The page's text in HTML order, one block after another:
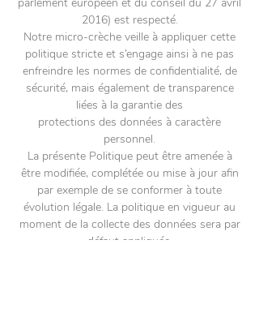
2016) est respecté.
Notre micro-crèche veille à appliquer cette
politique stricte et s’engage ainsi à ne pas
enfreindre les normes de confidentialité, de
sécurité, mais également de transparence
liées à la garantie des
protections des données à caractère
personnel.
La présente Politique peut être amenée à
être modifiée, complétée ou mise à jour afin
par exemple de se conformer à toute
évolution légale. La politique en vigueur au
moment de la collecte des données sera par
défaut appliquée.